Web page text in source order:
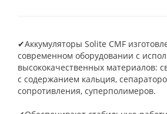
✔Аккумуляторы Solite CMF
современном оборудовании с
высококачественных материалов:
с содержанием кальция,
сопротивления, суперполимеров.